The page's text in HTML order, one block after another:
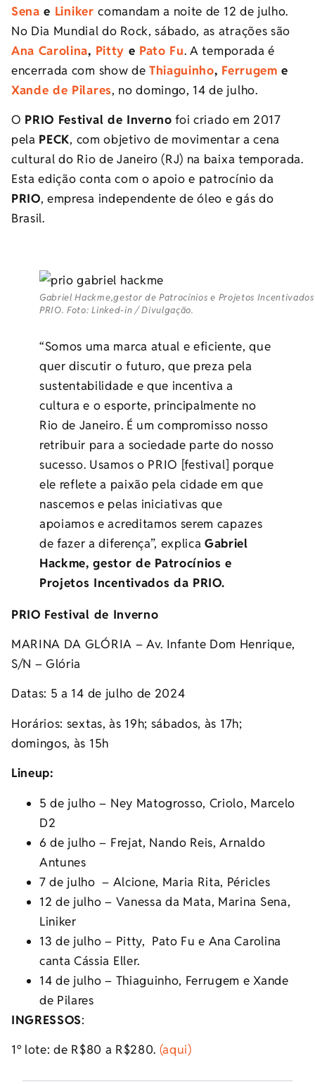
Sena e Liniker comandam a noite de 12 de julho.
No Dia Mundial do Rock, sábado, as atrações são
Ana Carolina, Pitty e Pato Fu. A temporada é
encerrada com show de Thiaguinho, Ferrugem e
Xande de Pilares, no domingo, 14 de julho.
O PRIO Festival de Inverno foi criado em 2017
pela PECK, com objetivo de movimentar a cena
cultural do Rio de Janeiro (RJ) na baixa temporada.
Esta edição conta com o apoio e patrocínio da
PRIO, empresa independente de óleo e gás do
Brasil.
Gabriel Hackme,gestor de Patrocínios e Projetos
PRIO. Foto: Linked-in / Divulgação.
“Somos uma marca atual e eficiente, que
quer discutir o futuro, que preza pela
sustentabilidade e que incentiva a
cultura e o esporte, principalmente no
Rio de Janeiro. É um compromisso nosso
retribuir para a sociedade parte do nosso
sucesso. Usamos o PRIO [festival] porque
ele reflete a paixão pela cidade em que
nascemos e pelas iniciativas que
apoiamos e acreditamos serem capazes
de fazer a diferença”, explicaGabriel
Hackme, gestor de Patrocínios e
Projetos Incentivados da PRIO.
PRIO Festival de Inverno
MARINA DA GLÓRIA – Av. Infante Dom Henrique,
S/N – Glória
Datas: 5 a 14 de julho de 2024
Horários: sextas, às 19h; sábados, às 17h;
domingos, às 15h
Lineup:
5 de julho – Ney Matogrosso, Criolo, Marcelo
D2
6 de julho – Frejat, Nando Reis, Arnaldo
Antunes
7 de julho – Alcione, Maria Rita, Péricles
12 de julho – Vanessa da Mata, Marina Sena,
Liniker
13 de julho – Pitty, Pato Fu e Ana Carolina
canta Cássia Eller.
14 de julho – Thiaguinho, Ferrugem e Xande
de Pilares
INGRESSOS:
1º lote: de R$80 a R$280. (aqui)